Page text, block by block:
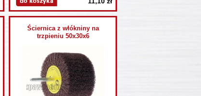
Ściernica z włókniny na
trzpieniu 50x30x6